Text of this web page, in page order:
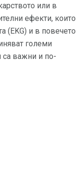
или в
ефекти, които
(EKG) и в повечето
големи
са важни и по-